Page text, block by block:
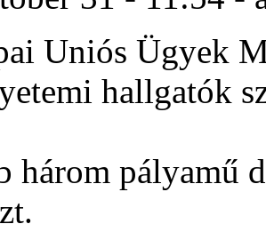
Uniós Ügyek
hallgatók
három pályamű